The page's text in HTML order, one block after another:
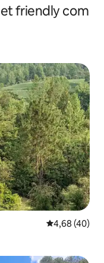
friendly com
4,68 de uma
4,68 (40)